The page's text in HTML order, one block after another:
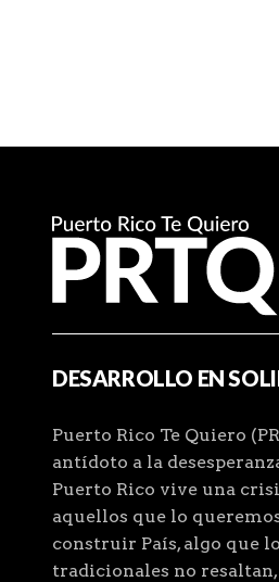
DESARROLLO EN
Puerto Rico Te Quiero
antídoto a la
Puerto Rico vive una
aquellos que lo
construir País, algo que
tradicionales no resaltan,